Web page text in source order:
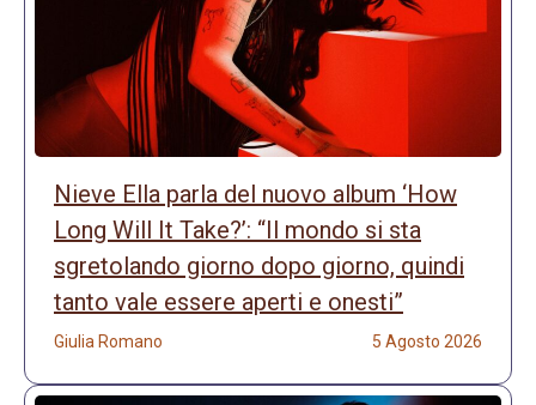
Nieve Ella parla del nuovo album ‘How
Long Will It Take?’: “Il mondo si sta
sgretolando giorno dopo giorno, quindi
tanto vale essere aperti e onesti”
Giulia Romano 5 Agosto 2026